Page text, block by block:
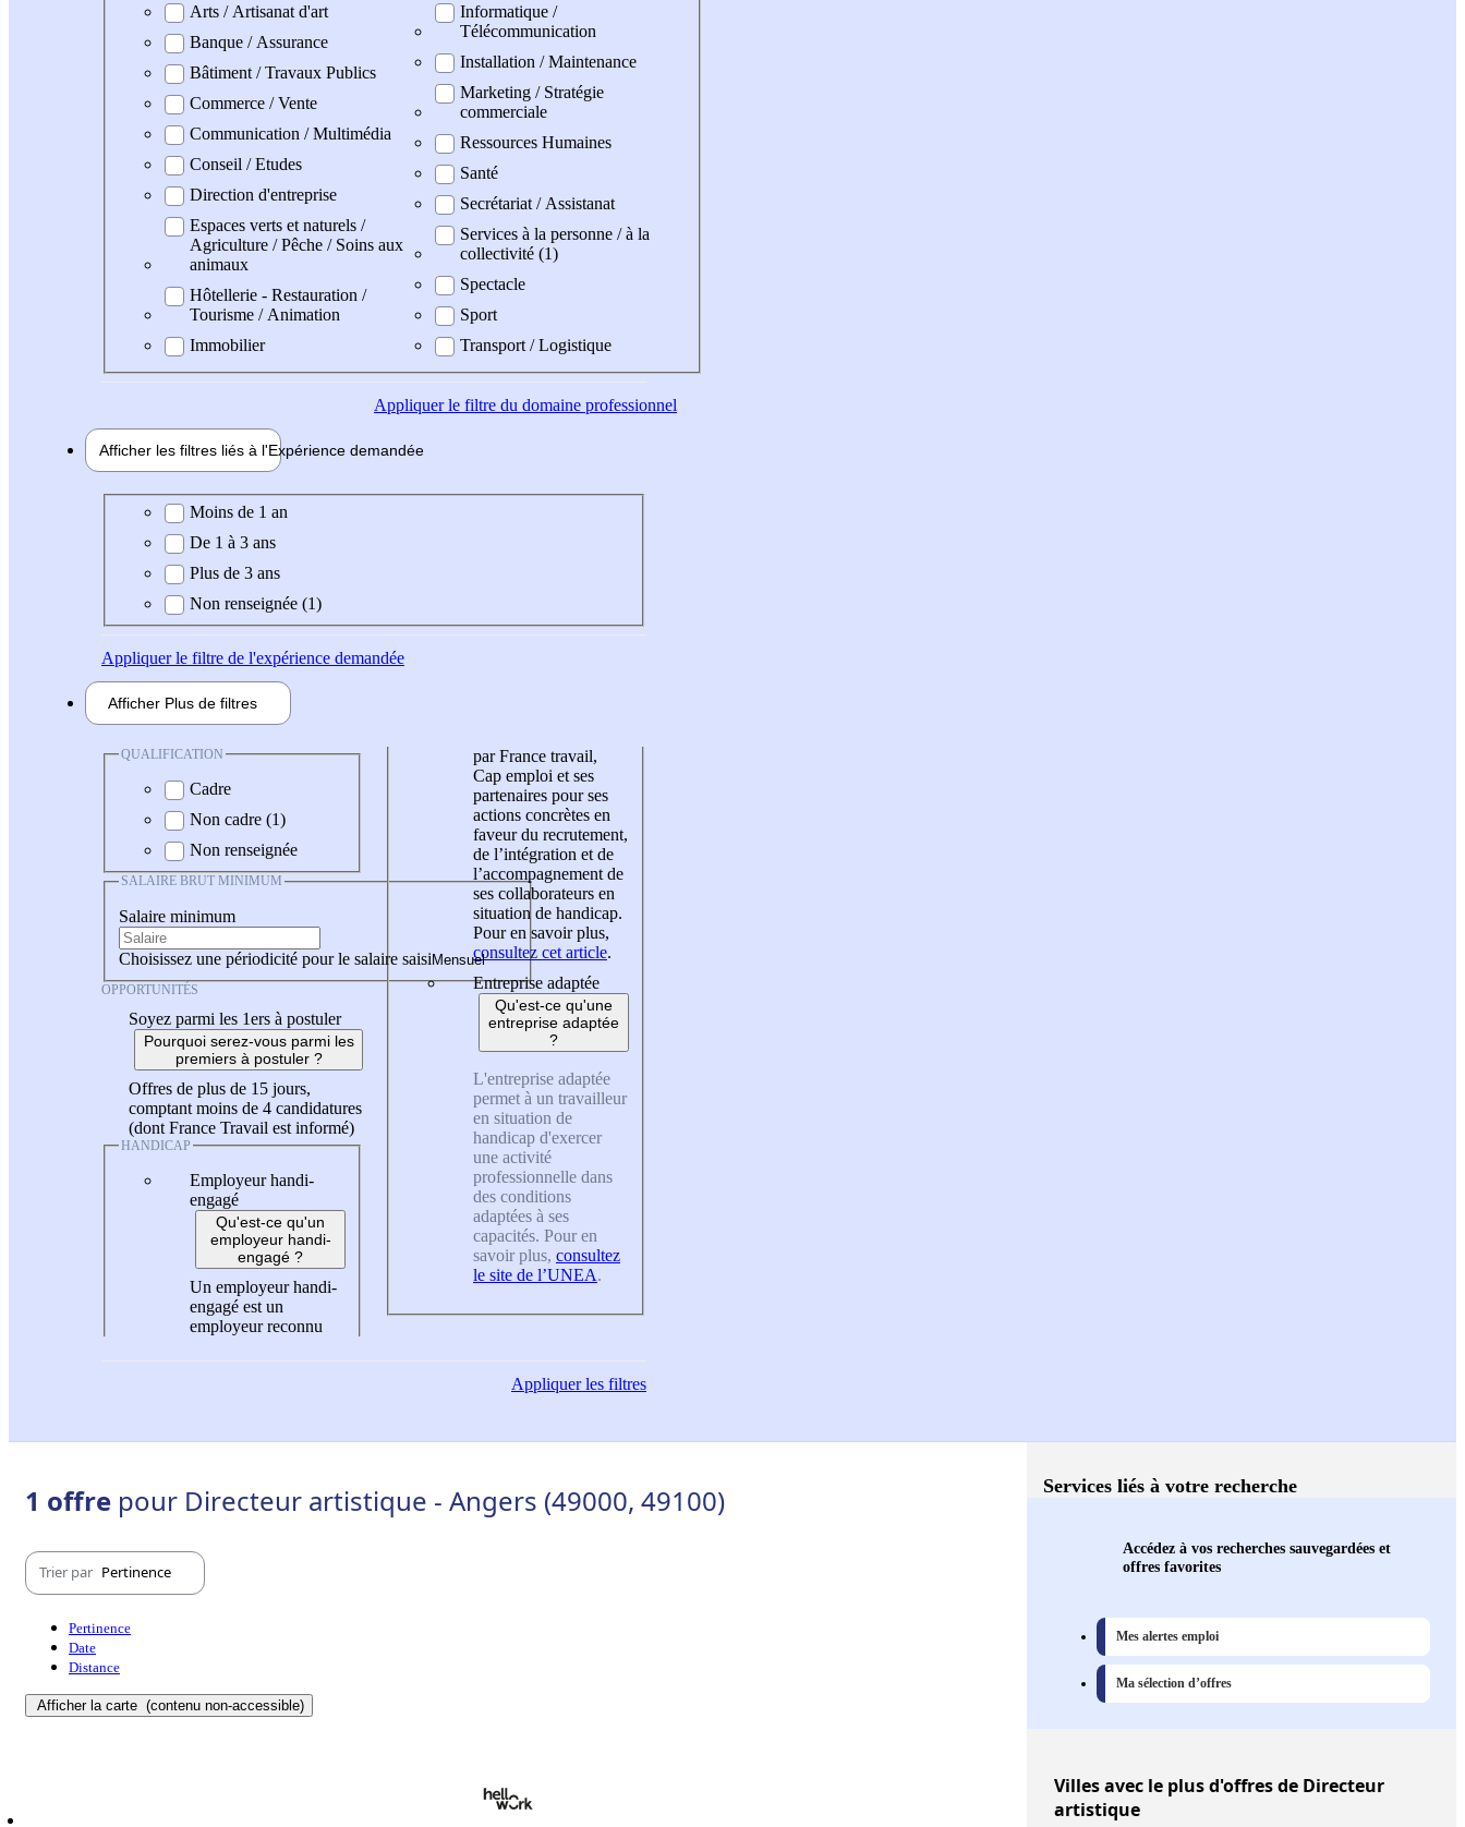
Arts / Artisanat d'art
Banque / Assurance
Bâtiment / Travaux Publics
Commerce / Vente
Communication / Multimédia
Conseil / Etudes
Direction d'entreprise
Espaces verts et naturels /
Agriculture / Pêche / Soins aux
animaux
Hôtellerie - Restauration /
Tourisme / Animation
Immobilier
Informatique /
Télécommunication
Installation / Maintenance
Marketing / Stratégie
commerciale
Ressources Humaines
Santé
Secrétariat / Assistanat
Services à la personne / à la
collectivité (1)
Spectacle
Sport
Transport / Logistique
Appliquerle filtre du domaine professionnel
Afficher les filtres liés à l'Expérience demandée
Expérience demandée
Moins de 1 an
De 1 à 3 ans
Plus de 3 ans
Non renseignée (1)
Appliquerle filtre de l'expérience demandée
Afficher Plus de filtres
QUALIFICATION
Cadre
Non cadre (1)
Non renseignée
SALAIRE BRUT MINIMUM
Salaire minimum
Choisissez une périodicité pour le salaire saisi
OPPORTUNITÉS
Soyez parmi les 1ers à postuler
Pourquoi serez-vous parmi les
premiers à postuler ?
Offres de plus de 15 jours,
comptant moins de 4 candidatures
(dont France Travail est informé)
HANDICAP
Employeur handi-
engagé
Qu'est-ce qu'un
employeur handi-
engagé ?
Un employeur handi-
engagé est un
employeur reconnu
par France travail,
Cap emploi et ses
partenaires pour ses
actions concrètes en
faveur du recrutement,
de l’intégration et de
l’accompagnement de
ses collaborateurs en
situation de handicap.
Pour en savoir plus,
consultez cet article.
Entreprise adaptée
Qu'est-ce qu'une
entreprise adaptée
?
L'entreprise adaptée
permet à un travailleur
en situation de
handicap d'exercer
une activité
professionnelle dans
des conditions
adaptées à ses
capacités. Pour en
savoir plus, consultez
le site de l’UNEA.
Appliquerles filtres
1 offre pour Directeur artistique - Angers (49000, 49100)
Trier par Pertinence
Pertinence
Date
Distance
Afficher la carte (contenu non-accessible)
Services liés à votre recherche
Accédez à vos recherches sauvegardées et
offres favorites
Mes alertes emploi
Ma sélection d’offres
Villesavec le plus d'offres de Directeur
artistique